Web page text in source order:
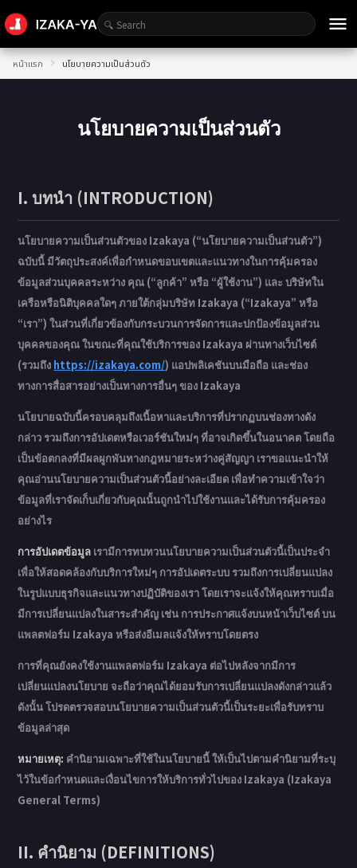
menu
หน้าแรก นโยบายความเป็นส่วนตัว
นโยบายความเป็นส่วนตัว
I. บทนำ (INTRODUCTION)
นโยบายความเป็นส่วนตัวของ Izakaya (“นโยบายความเป็นส่วนตัว”)
ฉบับนี้ มีวัตถุประสงค์เพื่อกำหนดขอบเขตและแนวทางในการคุ้มครอง
ข้อมูลส่วนบุคคลระหว่าง คุณ (“ลูกค้า” หรือ “ผู้ใช้งาน”) และ บริษัทใน
เครือหรือนิติบุคคลใดๆ ภายใต้กลุ่มบริษัท Izakaya (“Izakaya” หรือ
“เรา”) ในส่วนที่เกี่ยวข้องกับกระบวนการจัดการและปกป้องข้อมูลส่วน
บุคคลของคุณ ในขณะที่คุณใช้บริการของ Izakaya ผ่านทางเว็บไซต์
(รวมถึง https://izakaya.com/) แอปพลิเคชันบนมือถือ และช่อง
ทางการสื่อสารอย่างเป็นทางการอื่นๆ ของ Izakaya
นโยบายฉบับนี้ครอบคลุมถึงเนื้อหาและบริการที่ปรากฏบนช่องทางดัง
กล่าว รวมถึงการอัปเดตหรือเวอร์ชันใหม่ๆ ที่อาจเกิดขึ้นในอนาคต โดยถือ
เป็นข้อตกลงที่มีผลผูกพันทางกฎหมายระหว่างคู่สัญญา เราขอแนะนำให้
คุณอ่านนโยบายความเป็นส่วนตัวนี้อย่างละเอียด เพื่อทำความเข้าใจว่า
ข้อมูลที่เราจัดเก็บเกี่ยวกับคุณนั้นถูกนำไปใช้งานและได้รับการคุ้มครอง
อย่างไร
การอัปเดตข้อมูล เรามีการทบทวนนโยบายความเป็นส่วนตัวนี้เป็นประจำ
เพื่อให้สอดคล้องกับบริการใหม่ๆ การอัปเดตระบบ รวมถึงการเปลี่ยนแปลง
ในรูปแบบธุรกิจและแนวทางปฏิบัติของเรา โดยเราจะแจ้งให้คุณทราบเมื่อ
มีการเปลี่ยนแปลงในสาระสำคัญ เช่น การประกาศแจ้งบนหน้าเว็บไซต์ บน
แพลตฟอร์ม Izakaya หรือส่งอีเมลแจ้งให้ทราบโดยตรง
การที่คุณยังคงใช้งานแพลตฟอร์ม Izakaya ต่อไปหลังจากมีการ
เปลี่ยนแปลงนโยบาย จะถือว่าคุณได้ยอมรับการเปลี่ยนแปลงดังกล่าวแล้ว
ดังนั้น โปรดตรวจสอบนโยบายความเป็นส่วนตัวนี้เป็นระยะเพื่อรับทราบ
ข้อมูลล่าสุด
หมายเหตุ: คำนิยามเฉพาะที่ใช้ในนโยบายนี้ ให้เป็นไปตามคำนิยามที่ระบุ
ไว้ในข้อกำหนดและเงื่อนไขการให้บริการทั่วไปของ Izakaya (Izakaya
General Terms)
II. คำนิยาม (DEFINITIONS)